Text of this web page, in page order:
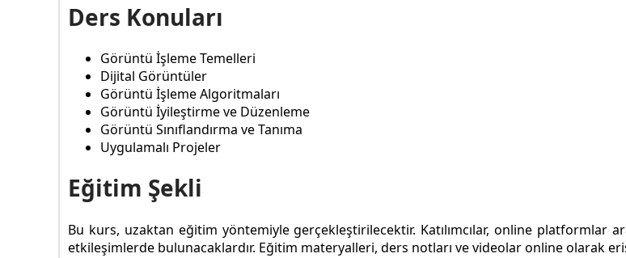
Ders Konuları
Görüntü İşleme Temelleri
Dijital Görüntüler
Görüntü İşleme Algoritmaları
Görüntü İyileştirme ve Düzenleme
Görüntü Sınıflandırma ve Tanıma
Uygulamalı Projeler
Eğitim Şekli
Bu kurs, uzaktan eğitim yöntemiyle gerçekleştirilecektir. Katılımcılar, online platformlar
etkileşimlerde bulunacaklardır. Eğitim materyalleri, ders notları ve videolar online olarak